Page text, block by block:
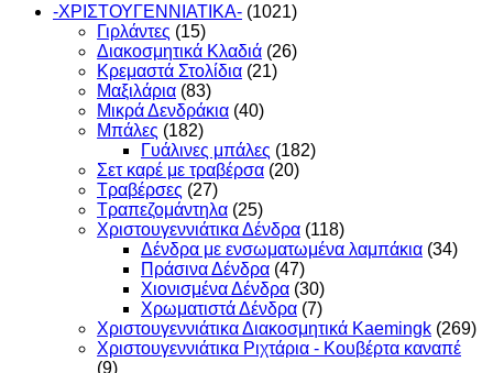
-ΧΡΙΣΤΟΥΓΕΝΝIATIKA- (1021)
Γιρλάντες (15)
Διακοσμητικά Κλαδιά (26)
Κρεμαστά Στολίδια (21)
Μαξιλάρια (83)
Μικρά Δενδράκια (40)
Μπάλες (182)
Γυάλινες μπάλες (182)
Σετ καρέ με τραβέρσα (20)
Τραβέρσες (27)
Τραπεζομάντηλα (25)
Χριστουγεννιάτικα Δένδρα (118)
Δένδρα με ενσωματωμένα λαμπάκια (34)
Πράσινα Δένδρα (47)
Χιονισμένα Δένδρα (30)
Χρωματιστά Δένδρα (7)
Χριστουγεννιάτικα Διακοσμητικά Kaemingk (269)
Χριστουγεννιάτικα Ριχτάρια - Κουβέρτα καναπέ
(9)